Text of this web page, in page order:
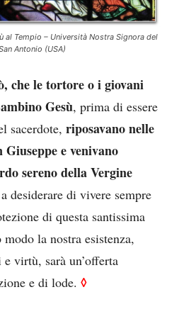
al Tempio – Università Nostra Signora del
Antonio (USA)
che le tortore o i giovani
Gesù, prima di essere
sacerdote, riposavano nelle
e venivano
sereno della Vergine
desiderare di vivere sempre
di questa santissima
la nostra esistenza,
virtù, sarà un’offerta
e di lode. ◊